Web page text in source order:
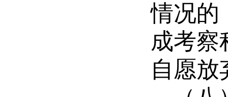
情况的
成考察
自愿放